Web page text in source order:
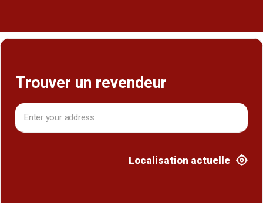
Trouver un revendeur
Localisation actuelle